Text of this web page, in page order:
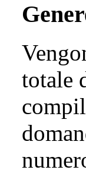
totale